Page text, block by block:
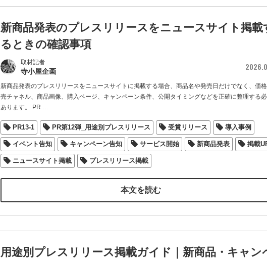
新商品発表のプレスリリースをニュースサイト掲載
るときの確認事項
取材記者
寺小屋企画
新商品発表のプレスリリースをニュースサイトに掲載する場合、商品名や発売日だけでなく、価
売チャネル、商品画像、購入ページ、キャンペーン条件、公開タイミングなどを正確に整理する
あります。 PR …
PR13-1 PR第12弾_用途別プレスリリース 受賞リリース 導入事例
イベント告知 キャンペーン告知 サービス開始 新商品発表 掲載
ニュースサイト掲載 プレスリリース掲載
本文を読む
用途別プレスリリース掲載ガイド｜新商品・キャン